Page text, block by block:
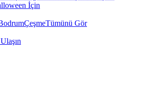
İçin
ÇeşmeTümünü Gör